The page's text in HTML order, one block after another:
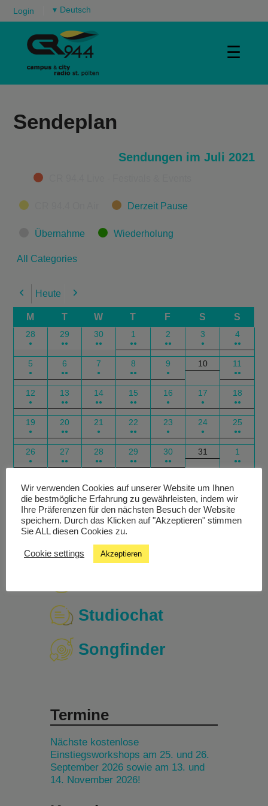
Login ▾
☰
Sendeplan
Sendungen im Juli 2021
Categories
Derzeit Pause
Übernahme Wiederholung
All Categories
Previous
Heute Next
M T W T F S S
28
●
29
●●
30
●●
1
●●
2
●●
3
●
4
●●
5
●
6
●●
7
●
8
●●
9
●
10 11
●●
12
●
13
●●
14
●●
15
●●
16
●
17
●
18
●●
19
●
20
●●
21
●
22
●●
23
●
24
●
25
●●
26
●
27
●●
28
●●
29
●●
30
●●
31 1
●●
Subscribe
in
Google
Subscribe
in
Outlook
Export
for
Google
Export
for
Outlook
Studiochat
Songfinder
Termine
Nächste kostenlose
Einstiegsworkshops am 25. und 26.
September 2026 sowie am 13. und
14. November 2026!
Wir verwenden Cookies auf unserer Website um Ihnen
die bestmögliche Erfahrung zu gewährleisten, indem wir
Ihre Präferenzen für den nächsten Besuch der Website
speichern. Durch das Klicken auf "Akzeptieren" stimmen
Sie ALL diesen Cookies zu.
Cookie settings Akzeptieren